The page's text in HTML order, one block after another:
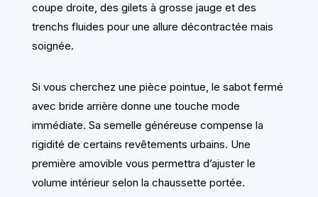
coupe droite, des gilets à grosse jauge et des
trenchs fluides pour une allure décontractée mais
soignée.
Si vous cherchez une pièce pointue, le sabot fermé
avec bride arrière donne une touche mode
immédiate. Sa semelle généreuse compense la
rigidité de certains revêtements urbains. Une
première amovible vous permettra d’ajuster le
volume intérieur selon la chaussette portée.